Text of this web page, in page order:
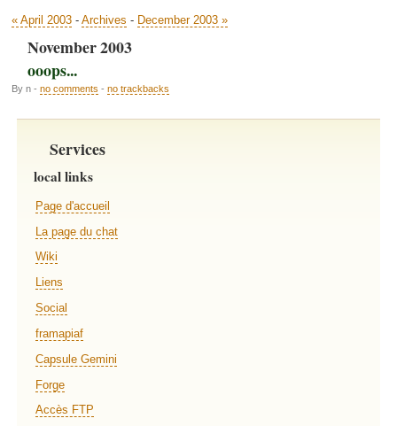
« April 2003 - Archives - December 2003 »
November 2003
ooops...
By n - no comments - no trackbacks
Services
local links
Page d'accueil
La page du chat
Wiki
Liens
Social
framapiaf
Capsule Gemini
Forge
Accès FTP